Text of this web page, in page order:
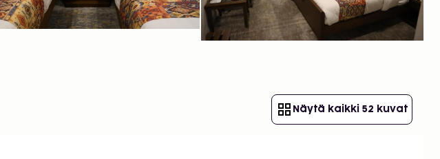
Näytä kaikki 52 kuvat